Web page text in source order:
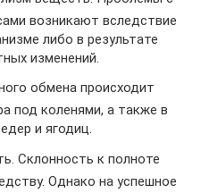
возникают вследствие
либо в результате
изменений.
обмена происходит
под коленями, а также в
и ягодиц.
Склонность к полноте
Однако на успешное